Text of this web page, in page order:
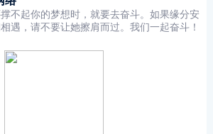
不起你的梦想时，就要去奋斗。如果缘分安
遇，请不要让她擦肩而过。我们一起奋斗！